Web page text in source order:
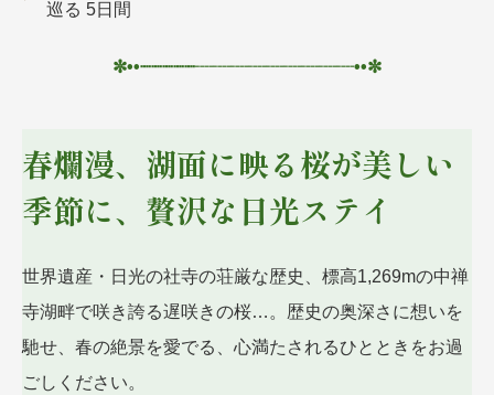
巡る 5日間
✼••┈┈┈┈┈┈┈┈┈┈┈┈┈┈••✼
春爛漫、湖面に映る桜が美しい
季節に、贅沢な日光ステイ
世界遺産・日光の社寺の荘厳な歴史、標高1,269mの中禅
寺湖畔で咲き誇る遅咲きの桜…。歴史の奥深さに想いを
馳せ、春の絶景を愛でる、心満たされるひとときをお過
ごしください。